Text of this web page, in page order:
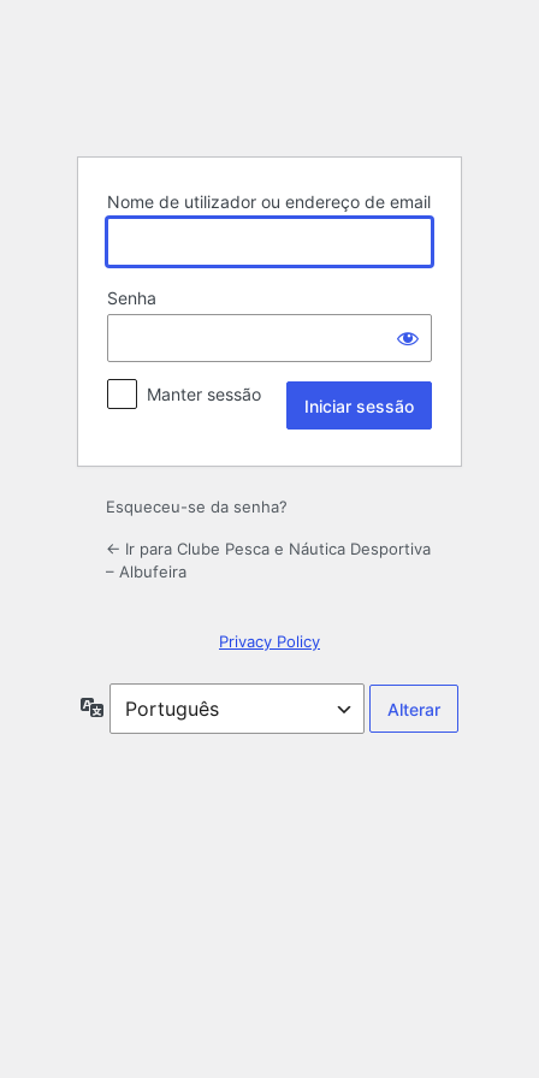
Nome de utilizador ou endereço de email
Senha
Manter sessão
Esqueceu-se da senha?
← Ir para Clube Pesca e Náutica Desportiva
– Albufeira
Privacy Policy
Idioma